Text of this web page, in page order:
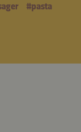
#pasta